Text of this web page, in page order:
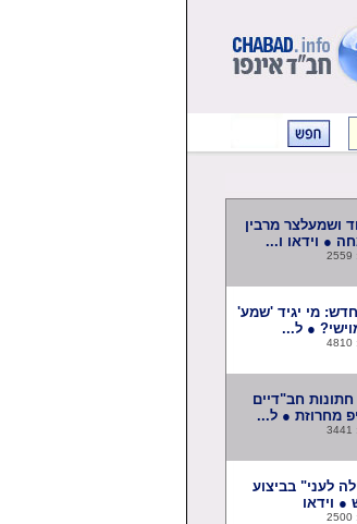
ושמעלצר מרבין
● וידאו ו...
מי יגיד 'שמע'
● ל...
חתונות חב"דיים
מחרוזת ● ל...
לעני" בביצוע
● וידאו